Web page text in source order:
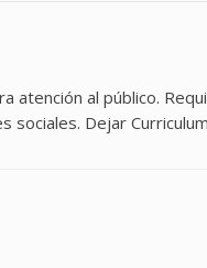
atención al público.
sociales. Dejar